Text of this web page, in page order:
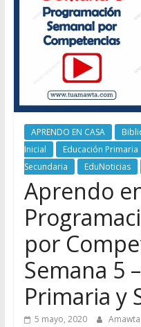
APRENDO EN CASA
Inicial
Educación Primaria
Secundaria
EduNoticias
Aprendo
por
Semana 5
Primaria y
5 mayo, 2020 Amawta